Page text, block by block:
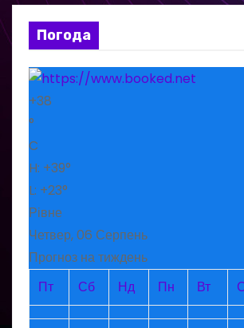
Погода
+38
°
C
H: +39°
L: +23°
Рівне
Четвер, 06 Серпень
Прогноз на тиждень
Пт
Сб Нд Пн Вт